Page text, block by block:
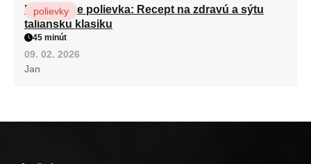
Minestrone polievka: Recept na zdravú a sýtu
taliansku klasiku
polievky
45 minút
09. 02. 2026
Jan